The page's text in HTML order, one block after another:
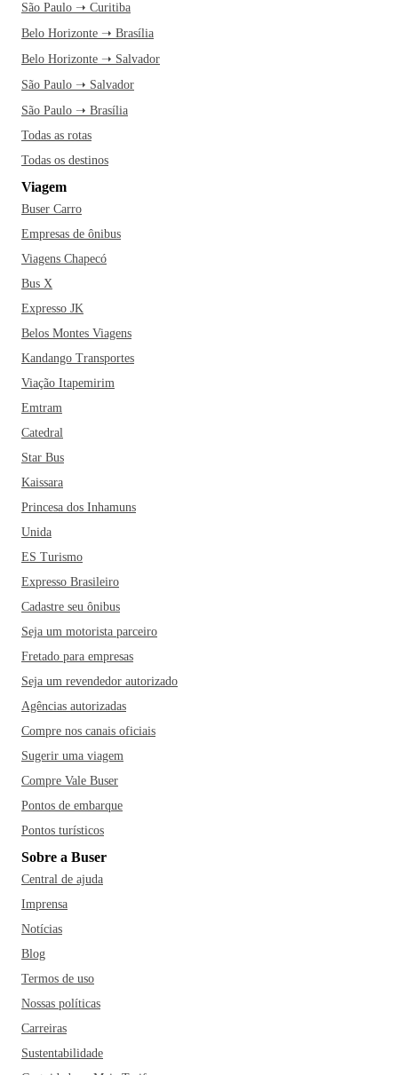
São Paulo ➝ Curitiba
Belo Horizonte ➝ Brasília
Belo Horizonte ➝ Salvador
São Paulo ➝ Salvador
São Paulo ➝ Brasília
Todas as rotas
Todas os destinos
Viagem
Buser Carro
Empresas de ônibus
Viagens Chapecó
Bus X
Expresso JK
Belos Montes Viagens
Kandango Transportes
Viação Itapemirim
Emtram
Catedral
Star Bus
Kaissara
Princesa dos Inhamuns
Unida
ES Turismo
Expresso Brasileiro
Cadastre seu ônibus
Seja um motorista parceiro
Fretado para empresas
Seja um revendedor autorizado
Agências autorizadas
Compre nos canais oficiais
Sugerir uma viagem
Compre Vale Buser
Pontos de embarque
Pontos turísticos
Sobre a Buser
Central de ajuda
Imprensa
Notícias
Blog
Termos de uso
Nossas políticas
Carreiras
Sustentabilidade